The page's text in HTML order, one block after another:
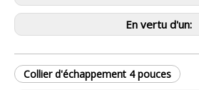
En vertu d'un:
Collier d'échappement 4 pouces